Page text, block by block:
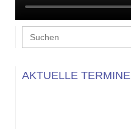
Search
for:
AKTUELLE TERMINE